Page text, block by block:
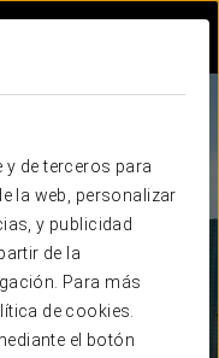
de terceros para
la web, personalizar
y publicidad
de la
Para más
de cookies.
el botón